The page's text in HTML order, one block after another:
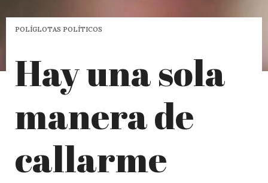
POLÍGLOTAS POLÍTICOS
Hay una sola
manera de
callarme